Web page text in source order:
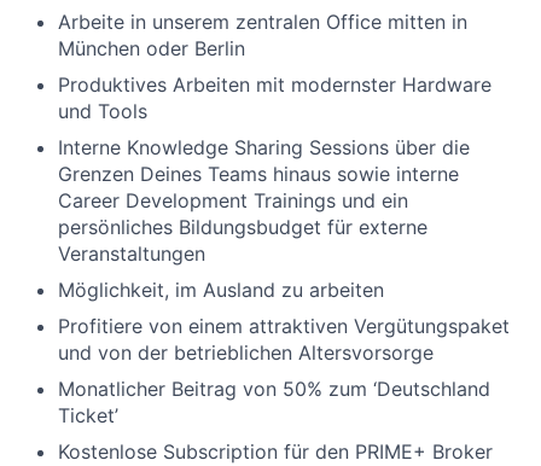
Arbeite in unserem zentralen Office mitten in
München oder Berlin
Produktives Arbeiten mit modernster Hardware
und Tools
Interne Knowledge Sharing Sessions über die
Grenzen Deines Teams hinaus sowie interne
Career Development Trainings und ein
persönliches Bildungsbudget für externe
Veranstaltungen
Möglichkeit, im Ausland zu arbeiten
Profitiere von einem attraktiven Vergütungspaket
und von der betrieblichen Altersvorsorge
Monatlicher Beitrag von 50% zum ‘Deutschland
Ticket’
Kostenlose Subscription für den PRIME+ Broker